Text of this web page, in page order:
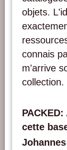
objets.
connais
m'arrive
collection.
cette